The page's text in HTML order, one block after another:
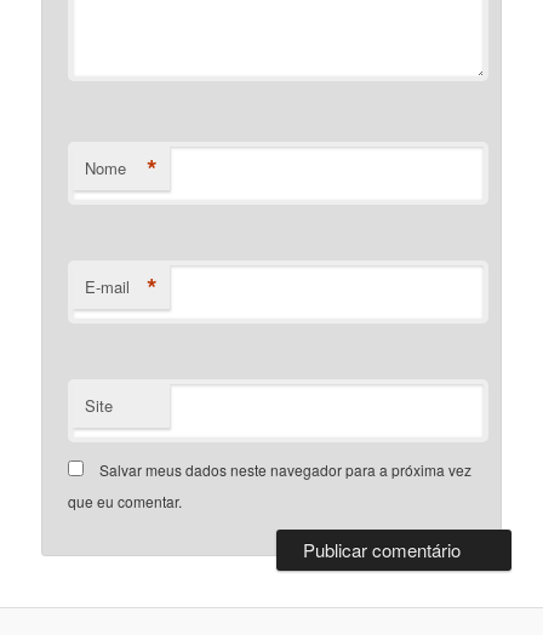
Nome *
E-mail *
Site
Salvar meus dados neste navegador para a próxima vez
que eu comentar.